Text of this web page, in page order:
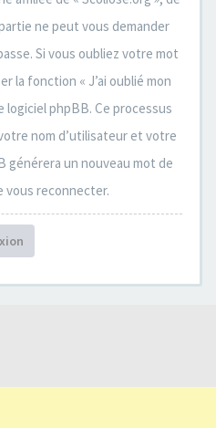
ne peut vous demander
Si vous oubliez votre mot
la fonction « J’ai oublié mon
logiciel phpBB. Ce processus
nom d’utilisateur et votre
générera un nouveau mot de
vous reconnecter.